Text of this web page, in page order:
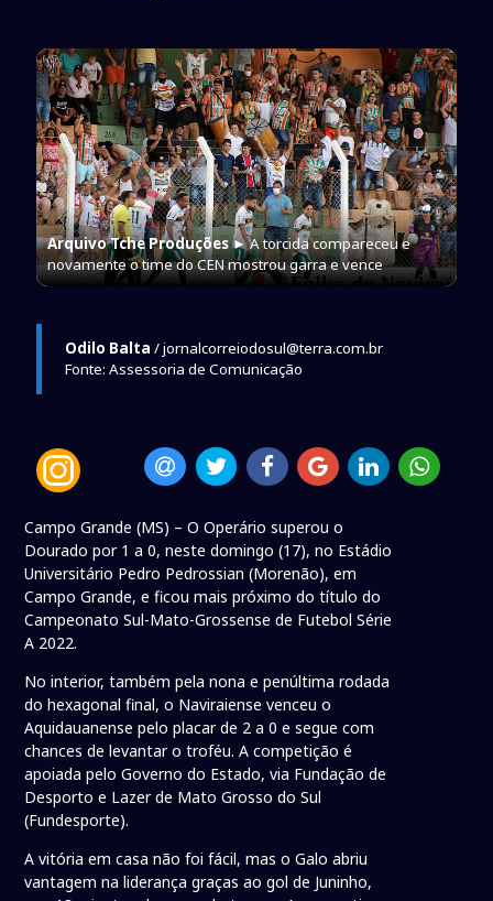
Arquivo Tche Produções► A torcida compareceu e
novamente o time do CEN mostrou garra e vence
Odilo Balta / jornalcorreiodosul@terra.com.br
Fonte: Assessoria de Comunicação
Campo Grande (MS) – O Operário superou o
Dourado por 1 a 0, neste domingo (17), no Estádio
Universitário Pedro Pedrossian (Morenão), em
Campo Grande, e ficou mais próximo do título do
Campeonato Sul-Mato-Grossense de Futebol Série
A 2022.
No interior, também pela nona e penúltima rodada
do hexagonal final, o Naviraiense venceu o
Aquidauanense pelo placar de 2 a 0 e segue com
chances de levantar o troféu. A competição é
apoiada pelo Governo do Estado, via Fundação de
Desporto e Lazer de Mato Grosso do Sul
(Fundesporte).
A vitória em casa não foi fácil, mas o Galo abriu
vantagem na liderança graças ao gol de Juninho,